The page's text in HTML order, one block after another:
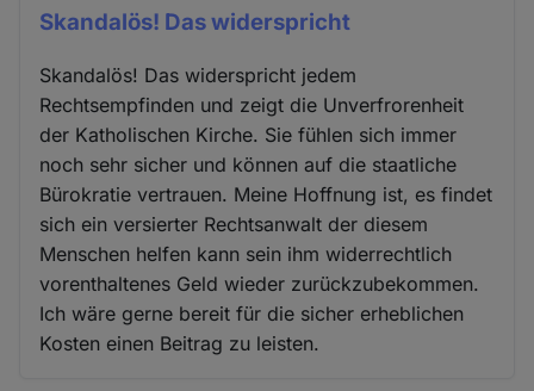
Skandalös! Das widerspricht
Skandalös! Das widerspricht jedem
Rechtsempfinden und zeigt die Unverfrorenheit
der Katholischen Kirche. Sie fühlen sich immer
noch sehr sicher und können auf die staatliche
Bürokratie vertrauen. Meine Hoffnung ist, es findet
sich ein versierter Rechtsanwalt der diesem
Menschen helfen kann sein ihm widerrechtlich
vorenthaltenes Geld wieder zurückzubekommen.
Ich wäre gerne bereit für die sicher erheblichen
Kosten einen Beitrag zu leisten.